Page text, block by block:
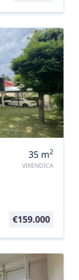
35 m2
VIKENDICA
€159.000